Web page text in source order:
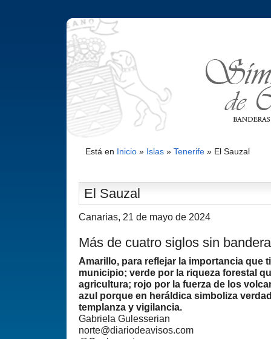
Está en Inicio» Islas» Tenerife» El Sauzal
El Sauzal
Canarias, 21 de mayo de 2024
Más de cuatro siglos sin bandera
Amarillo, para reflejar la importancia que
municipio; verde por la riqueza forestal
agricultura; rojo por la fuerza de los
azul porque en heráldica simboliza
templanza y vigilancia.
Gabriela Gulesserian
norte@diariodeavisos.com